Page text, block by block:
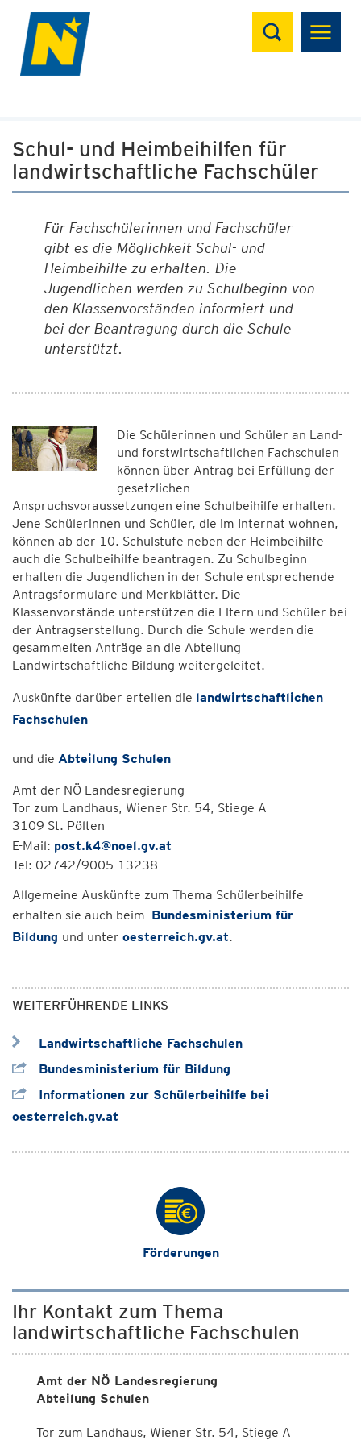
Suchen
Schul- und Heimbeihilfen für
landwirtschaftliche Fachschüler
Für Fachschülerinnen und Fachschüler
gibt es die Möglichkeit Schul- und
Heimbeihilfe zu erhalten. Die
Jugendlichen werden zu Schulbeginn von
den Klassenvorständen informiert und
bei der Beantragung durch die Schule
unterstützt.
Die Schülerinnen und Schüler an Land-
und forstwirtschaftlichen Fachschulen
können über Antrag bei Erfüllung der
gesetzlichen
Anspruchsvoraussetzungen eine Schulbeihilfe erhalten.
Jene Schülerinnen und Schüler, die im Internat wohnen,
können ab der 10. Schulstufe neben der Heimbeihilfe
auch die Schulbeihilfe beantragen. Zu Schulbeginn
erhalten die Jugendlichen in der Schule entsprechende
Antragsformulare und Merkblätter. Die
Klassenvorstände unterstützen die Eltern und Schüler bei
der Antragserstellung. Durch die Schule werden die
gesammelten Anträge an die Abteilung
Landwirtschaftliche Bildung weitergeleitet.
Auskünfte darüber erteilen die landwirtschaftlichen
Fachschulen
und die Abteilung Schulen
Amt der NÖ Landesregierung
Tor zum Landhaus, Wiener Str. 54, Stiege A
3109 St. Pölten
E-Mail: post.k4@noel.gv.at
Tel: 02742/9005-13238
Allgemeine Auskünfte zum Thema Schülerbeihilfe
erhalten sie auch beim Bundesministerium für
Bildung und unter oesterreich.gv.at.
WEITERFÜHRENDE LINKS
Landwirtschaftliche Fachschulen
Bundesministerium für Bildung
Informationen zur Schülerbeihilfe bei
oesterreich.gv.at
Förderungen
Ihr Kontakt zum Thema
landwirtschaftliche Fachschulen
Amt der NÖ Landesregierung
Abteilung Schulen
Tor zum Landhaus, Wiener Str. 54, Stiege A